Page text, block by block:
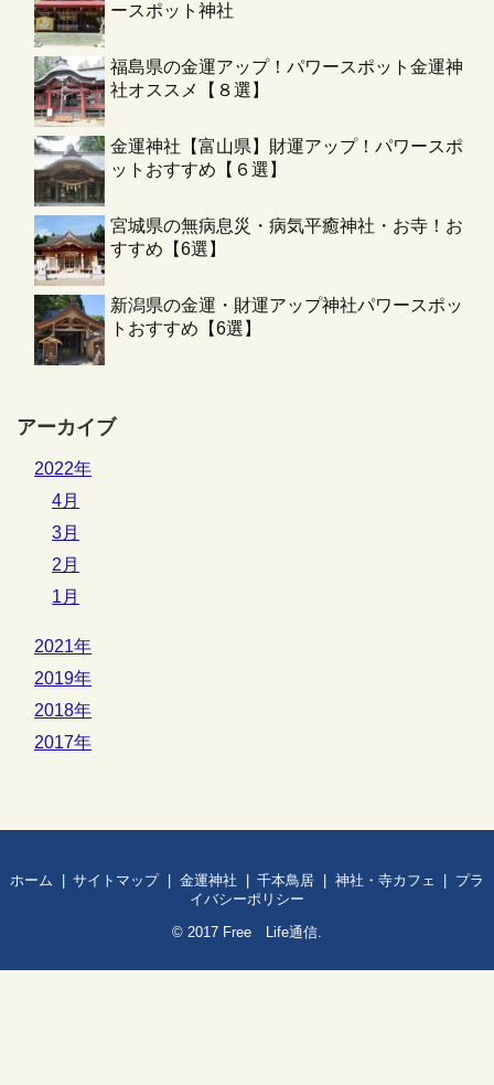
ースポット神社
福島県の金運アップ！パワースポット金運神
社オススメ【８選】
金運神社【富山県】財運アップ！パワースポ
ットおすすめ【６選】
宮城県の無病息災・病気平癒神社・お寺！お
すすめ【6選】
新潟県の金運・財運アップ神社パワースポッ
トおすすめ【6選】
アーカイブ
2022年
4月
3月
2月
1月
2021年
2019年
2018年
2017年
ホーム サイトマップ 金運神社 千本鳥居 神社・寺カフェ
プラ
イバシーポリシー
© 2017 Free Life通信